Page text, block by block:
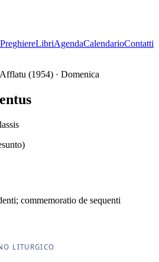
PreghiereLibriAgendaCalendarioContatti
(1954) · Domenica
commemoratio de sequenti
LITURGICO